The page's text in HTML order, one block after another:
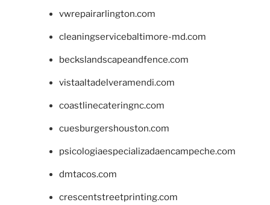
vwrepairarlington.com
cleaningservicebaltimore-md.com
beckslandscapeandfence.com
vistaaltadelveramendi.com
coastlinecateringnc.com
cuesburgershouston.com
psicologiaespecializadaencampeche.com
dmtacos.com
crescentstreetprinting.com